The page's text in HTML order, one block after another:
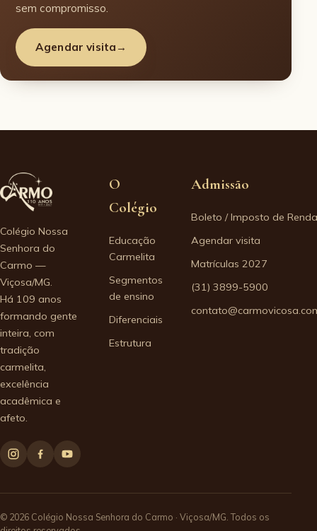
sem compromisso.
Agendar visita →
Colégio Nossa
Senhora do
Carmo —
Viçosa/MG.
Há 109 anos
formando gente
inteira, com
tradição
carmelita,
excelência
acadêmica e
afeto.
O
Colégio
Educação
Carmelita
Segmentos
de ensino
Diferenciais
Estrutura
Admissão
Boleto / Imposto de Renda
Agendar visita
Matrículas 2027
(31) 3899-5900
© 2026 Colégio Nossa Senhora do Carmo · Viçosa/MG. Todos os